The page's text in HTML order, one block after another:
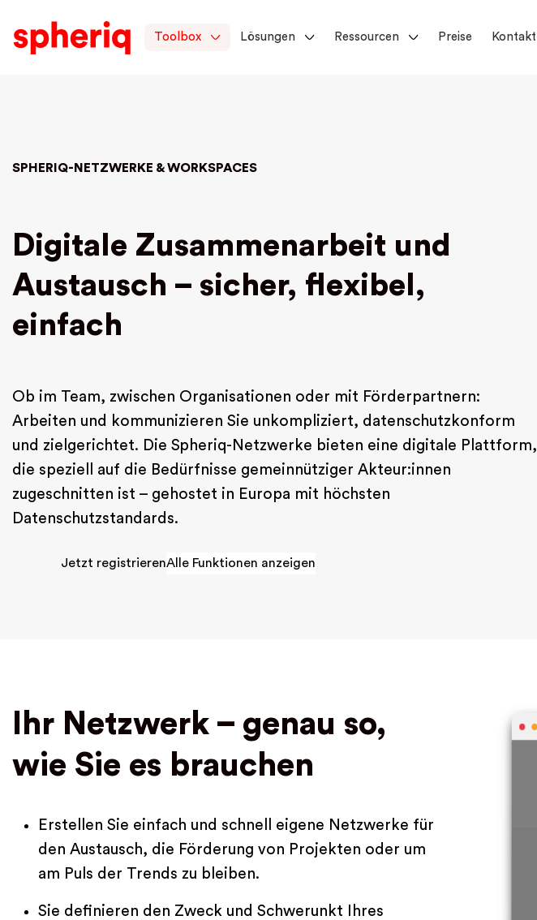
Toolbox Lösungen Ressourcen Preise Kontakt
SPHERIQ-NETZWERKE & WORKSPACES
Digitale Zusammenarbeit und
Austausch – sicher, flexibel,
einfach
Ob im Team, zwischen Organisationen oder mit Förderpartnern:
Arbeiten und kommunizieren Sie unkompliziert, datenschutzkonform
und zielgerichtet. Die Spheriq-Netzwerke bieten eine digitale Plattform,
die speziell auf die Bedürfnisse gemeinnütziger Akteur:innen
zugeschnitten ist – gehostet in Europa mit höchsten
Datenschutzstandards.
Jetzt registrierenAlle Funktionen anzeigen
Ihr Netzwerk – genau so,
wie Sie es brauchen
Erstellen Sie einfach und schnell eigene Netzwerke für
den Austausch, die Förderung von Projekten oder um
am Puls der Trends zu bleiben.
Sie definieren den Zweck und Schwerunkt Ihres